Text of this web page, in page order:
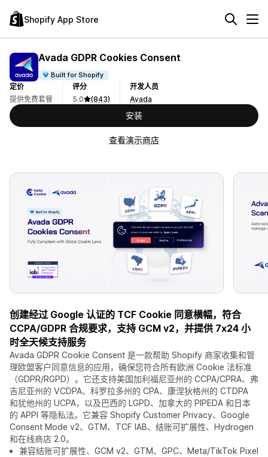
Shopify App Store
Avada GDPR Cookies Consent
Built for Shopify
定价
提供免费套餐
评分
5.0
(843)
开发人员
Avada
安装
查看演示商店
创建经过 Google 认证的 TCF Cookie 同意横幅，符合
CCPA/GDPR 合规要求，支持 GCM v2，并提供 7x24 小
时全天候支持服务
Avada GDPR Cookie Consent 是一款帮助 Shopify 商家收集和管
理欧盟客户同意信息的应用，确保您符合所有欧洲 Cookie 法标准
（GDPR/RGPD）。它还支持美国加利福尼亚州的 CCPA/CPRA、弗
吉尼亚州的 VCDPA、科罗拉多州的 CPA、康涅狄格州的 CTDPA
和犹他州的 UCPA，以及巴西的 LGPD、加拿大的 PIPEDA 和日本
的 APPI 等隐私法。它兼容 Shopify Customer Privacy、Google
Consent Mode v2、GTM、TCF IAB、结账可扩展性、Hydrogen
和在线商店 2.0。
兼容结账可扩展性、GCM v2、GTM、GPC、Meta/TikTok Pixel